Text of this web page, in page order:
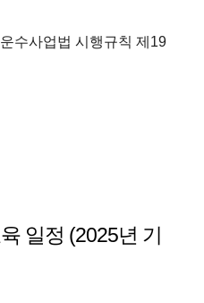
수사업법 시행규칙 제19
일정 (2025년 기